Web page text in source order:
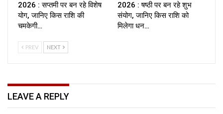
2026 : सप्तमी पर बन रहे विशेष
योग, जानिए किस राशि की
चमकेगी…
2026 : षष्ठी पर बन रहे शुभ
संयोग, जानिए किस राशि को
मिलेगा धन…
PREV NEXT
LEAVE A REPLY